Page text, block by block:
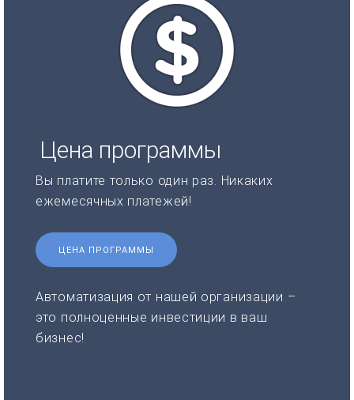
Цена программы
Вы платите только один раз. Никаких
ежемесячных платежей!
ЦЕНА ПРОГРАММЫ
Автоматизация от нашей организации –
это полноценные инвестиции в ваш
бизнес!